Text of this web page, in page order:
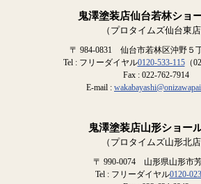
鬼澤塗装店仙台若林ショ
（プロタイムズ仙台東店
〒 984-0831 仙台市若林区沖野５
Tel : フリーダイヤル0120-533-115（
Fax : 022-762-7914
E-mail :
鬼澤塗装店山形ショー
（プロタイムズ山形北店
〒 990-0074 山形県山形市
Tel : フリーダイヤル0120-